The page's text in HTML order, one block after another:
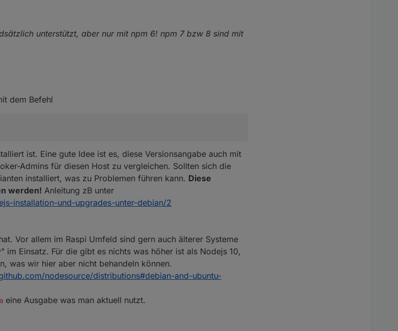
unterstützt, aber nur mit npm 6! npm 7 bzw 8 sind mit
dem Befehl
ist. Eine gute Idee ist es, diese Versionsangabe auch mit
Admins für diesen Host zu vergleichen. Sollten sich die
installiert, was zu Problemen führen kann. Diese
werden! Anleitung zB unter
installation-und-upgrades-unter-debian/2
Vor allem im Raspi Umfeld sind gern auch älterer Systeme
Einsatz. Für die gibt es nichts was höher ist als Nodejs 10,
was wir hier aber nicht behandeln können.
nodesource/distributions#debian-and-ubuntu-
eine Ausgabe was man aktuell nutzt.